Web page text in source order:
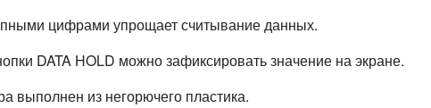
цифрами упрощает считывание данных.
DATA HOLD можно зафиксировать значение на экране.
выполнен из негорючего пластика.